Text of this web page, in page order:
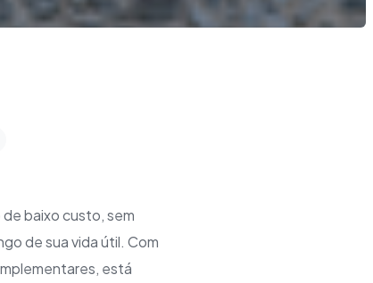
baixo custo, sem
de sua vida útil. Com
está